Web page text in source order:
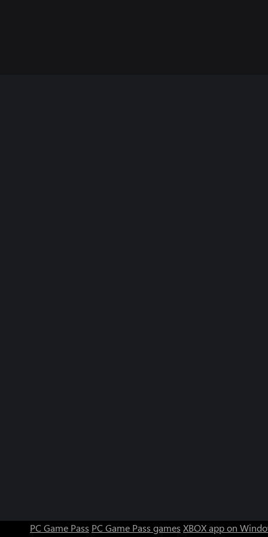
PC Game Pass PC Game Pass games XBOX app on